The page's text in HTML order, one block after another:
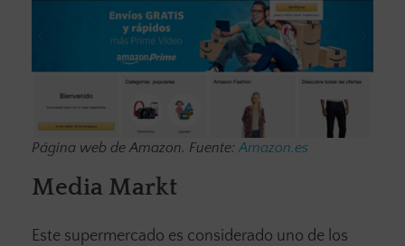
Página web de Amazon. Fuente:Amazon.es
Media Markt
Este supermercado es considerado uno de los